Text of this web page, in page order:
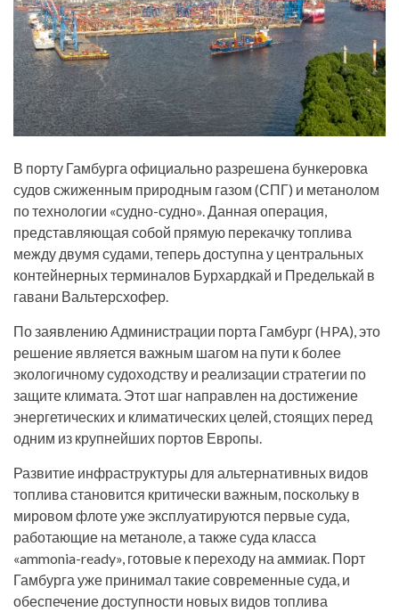
В порту Гамбурга официально разрешена бункеровка
судов сжиженным природным газом (СПГ) и метанолом
по технологии «судно-судно». Данная операция,
представляющая собой прямую перекачку топлива
между двумя судами, теперь доступна у центральных
контейнерных терминалов Бурхардкай и Пределькай в
гавани Вальтерсхофер.
По заявлению Администрации порта Гамбург (HPA), это
решение является важным шагом на пути к более
экологичному судоходству и реализации стратегии по
защите климата. Этот шаг направлен на достижение
энергетических и климатических целей, стоящих перед
одним из крупнейших портов Европы.
Развитие инфраструктуры для альтернативных видов
топлива становится критически важным, поскольку в
мировом флоте уже эксплуатируются первые суда,
работающие на метаноле, а также суда класса
«ammonia-ready», готовые к переходу на аммиак. Порт
Гамбурга уже принимал такие современные суда, и
обеспечение доступности новых видов топлива